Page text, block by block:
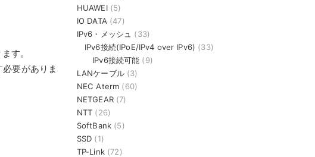
す。
要がありま
HUAWEI(5)
IO DATA (47)
IPv6・メッシュ (33)
IPv6接続(IPoE/IPv4 over IPv6) (33)
IPv6接続可能 (9)
LANケーブル(3)
NEC Aterm (60)
NETGEAR(7)
NTT (26)
SoftBank (5)
SSD (1)
TP-Link(72)